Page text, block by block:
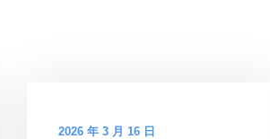
2026 年 3 月 16 日